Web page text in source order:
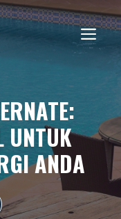
UNTUK
ANDA